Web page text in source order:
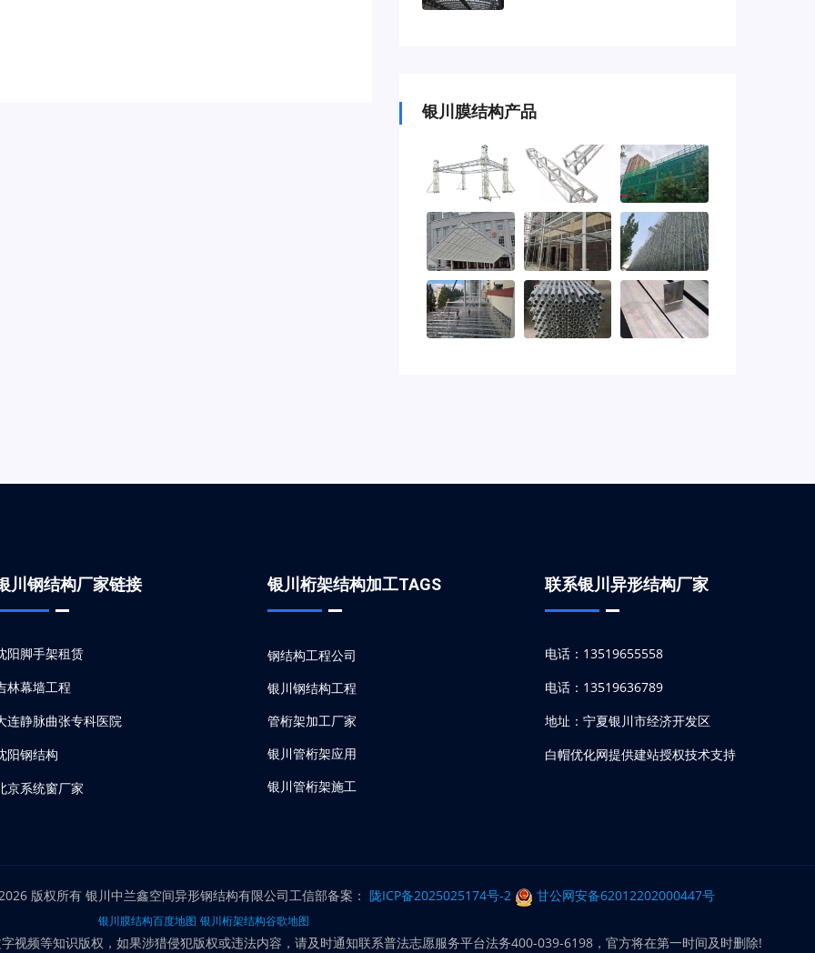
银川膜结构产品
川钢结构厂家链接
阳脚手架租赁
林幕墙工程
连静脉曲张专科医院
阳钢结构
京系统窗厂家
连钢结构厂家
银川桁架结构加工TAGS
钢结构工程公司
银川钢结构工程
管桁架加工厂家
银川管桁架应用
银川管桁架施工
钢结构加工厂家
联系银川异形结构厂家
电话：13519655558
电话：13519636789
地址：宁夏银川市经济开发区
白帽优化网提供建站授权技术支持
版权所有 银川中兰鑫空间异形钢结构有限公司工信部备案： 陇ICP备2025025174号-2 甘公网安备62012202000447号
银川膜结构百度地图 银川桁架结构谷歌地图
视频等知识版权，如果涉猎侵犯版权或违法内容，请及时通知联系普法志愿服务平台法务400-039-6198，官方将在第一时间及时删除!